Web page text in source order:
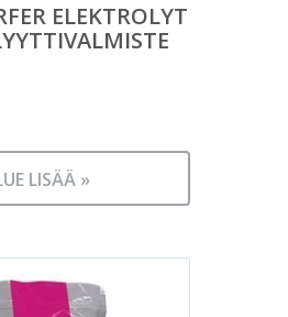
ELEKTROLYT
LISÄÄ »